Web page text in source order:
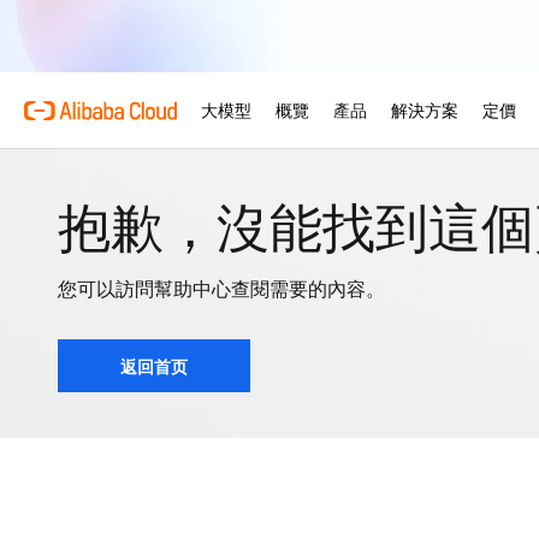
抱歉，沒能找到這
您可以訪問幫助中心查閱需要的內容。
返回首页